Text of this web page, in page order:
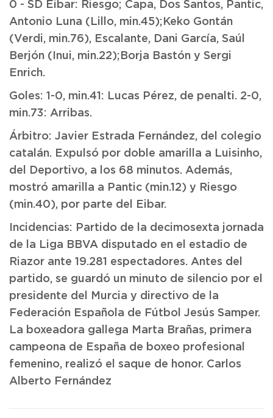
0 - SD Eibar: Riesgo; Capa, Dos Santos, Pantic,
Antonio Luna (Lillo, min.45);Keko Gontán
(Verdi, min.76), Escalante, Dani García, Saúl
Berjón (Inui, min.22);Borja Bastón y Sergi
Enrich.
Goles: 1-0, min.41: Lucas Pérez, de penalti. 2-0,
min.73: Arribas.
Árbitro: Javier Estrada Fernández, del colegio
catalán. Expulsó por doble amarilla a Luisinho,
del Deportivo, a los 68 minutos. Además,
mostró amarilla a Pantic (min.12) y Riesgo
(min.40), por parte del Eibar.
Incidencias: Partido de la decimosexta jornada
de la Liga BBVA disputado en el estadio de
Riazor ante 19.281 espectadores. Antes del
partido, se guardó un minuto de silencio por el
presidente del Murcia y directivo de la
Federación Española de Fútbol Jesús Samper.
La boxeadora gallega Marta Brañas, primera
campeona de España de boxeo profesional
femenino, realizó el saque de honor. Carlos
Alberto Fernández